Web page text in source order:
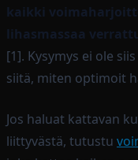
kaikki
lihasmassaa
[1]. Kysymys ei ole
siitä, miten optimoit
Jos haluat kattavan
liittyvästä, tutustu